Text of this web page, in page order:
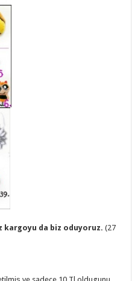
kargoyu da biz oduyoruz. (27